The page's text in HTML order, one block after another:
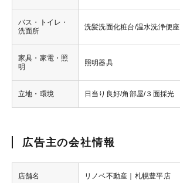
バス・トイレ・
洗面所
洗髪洗面化粧台/温水洗浄便座
家具・家電・照
明
照明器具
立地・環境 日当り良好/角部屋/３面採光
広告主の会社情報
店舗名 リノベ不動産｜札幌豊平店